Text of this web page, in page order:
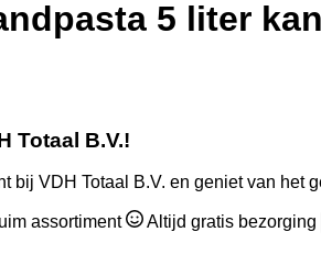
5 liter kan
Totaal B.V.!
bij VDH Totaal B.V. en geniet van
assortiment Altijd gratis bezorging